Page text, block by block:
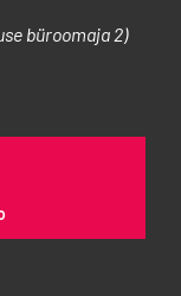
büroomaja 2)